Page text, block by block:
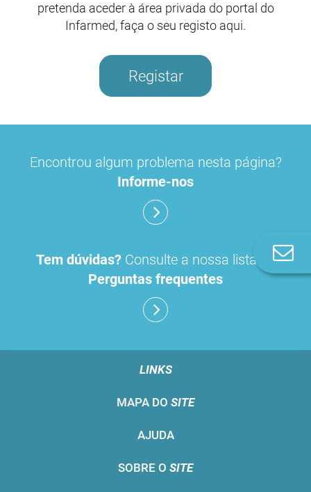
pretenda aceder à área privada do portal do
Infarmed, faça o seu registo aqui.
Registar
Encontrou algum problema nesta página?
Informe-nos
Tem dúvidas? Consulte a nossa lista de
Perguntas frequentes
LINKS
MAPA DO SITE
AJUDA
SOBRE O SITE